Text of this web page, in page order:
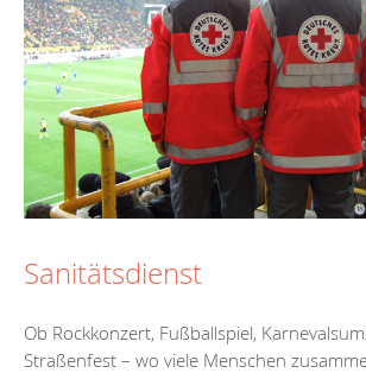
Sanitätsdienst
Ob Rockkonzert, Fußballspiel,
Straßenfest – wo viele Menschen